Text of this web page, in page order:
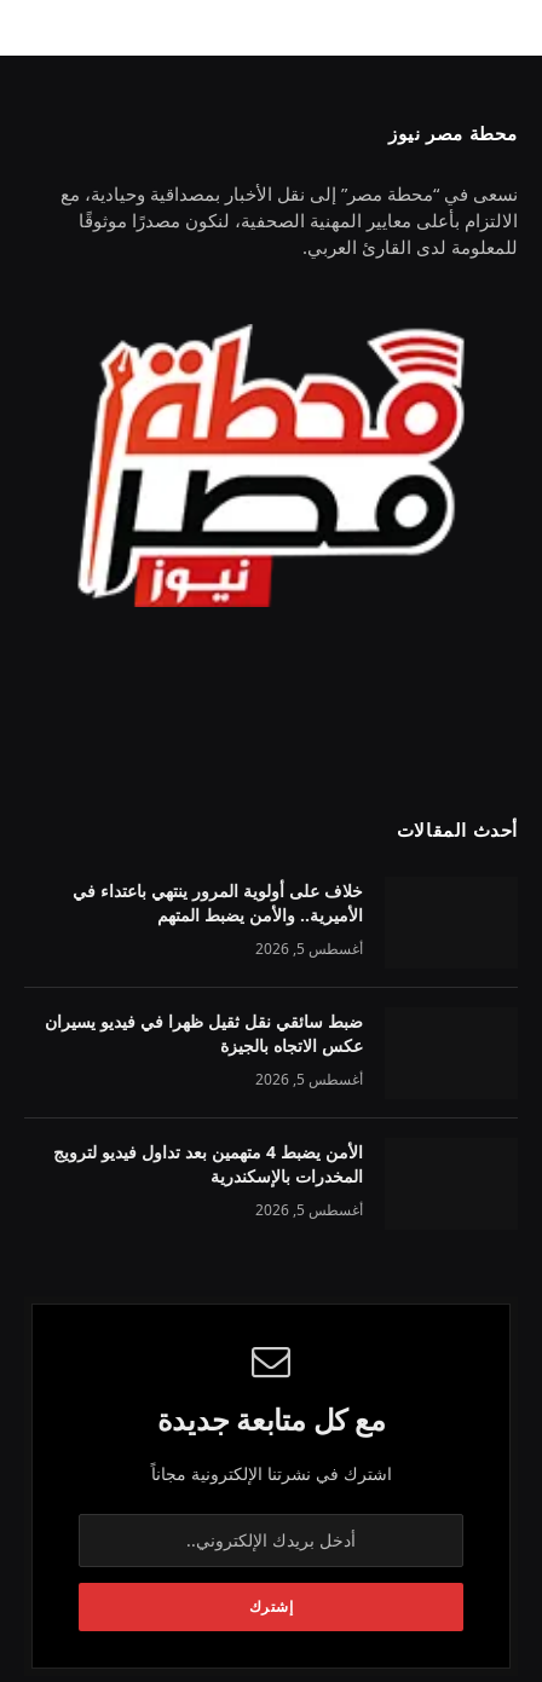
محطة مصر نيوز
نسعى في “محطة مصر” إلى نقل الأخبار بمصداقية وحيادية، مع
الالتزام بأعلى معايير المهنية الصحفية، لنكون مصدرًا موثوقًا
للمعلومة لدى القارئ العربي.
أحدث المقالات
خلاف على أولوية المرور ينتهي باعتداء في
الأميرية.. والأمن يضبط المتهم
أغسطس 5, 2026
ضبط سائقي نقل ثقيل ظهرا في فيديو يسيران
عكس الاتجاه بالجيزة
أغسطس 5, 2026
الأمن يضبط 4 متهمين بعد تداول فيديو لترويج
المخدرات بالإسكندرية
أغسطس 5, 2026
مع كل متابعة جديدة
اشترك في نشرتنا الإلكترونية مجاناً